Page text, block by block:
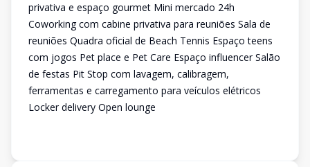
privativa e espaço gourmet Mini mercado 24h
Coworking com cabine privativa para reuniões Sala de
reuniões Quadra oficial de Beach Tennis Espaço teens
com jogos Pet place e Pet Care Espaço influencer Salão
de festas Pit Stop com lavagem, calibragem,
ferramentas e carregamento para veículos elétricos
Locker delivery Open lounge